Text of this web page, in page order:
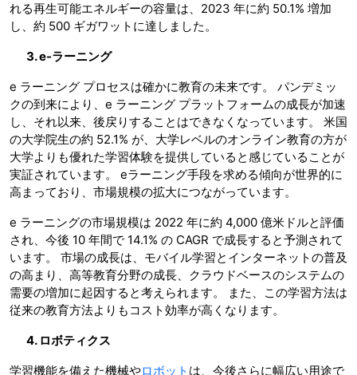
れる再生可能エネルギーの容量は、2023 年に約 50.1% 増加
し、約 500 ギガワットに達しました。
3. e-ラーニング
e ラーニング プロセスは確かに教育の未来です。 パンデミッ
クの到来により、e ラーニング プラットフォームの成長が加速
し、それ以来、後戻りすることはできなくなっています。 米国
の大学院生の約 52.1% が、大学レベルのオンライン教育の方が
大学よりも優れた学習体験を提供していると感じていることが
実証されています。 eラーニング手段を求める傾向が世界的に
高まっており、市場規模の拡大につながっています。
e ラーニングの市場規模は 2022 年に約 4,000 億米ドルと評価
され、今後 10 年間で 14.1% の CAGR で成長すると予測されて
います。 市場の成長は、モバイル学習とインターネットの普及
の高まり、高等教育分野の成長、クラウドベースのシステムの
需要の増加に起因すると考えられます。 また、この学習方法は
従来の教育方法よりもコスト効率が高くなります。
4. ロボティクス
学習機能を備えた機械やロボット は、今後さらに幅広い用途で